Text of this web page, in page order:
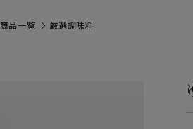
品一覧 厳選調味料